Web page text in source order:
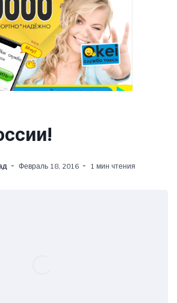
Февраль 18, 2016 1 мин чтения